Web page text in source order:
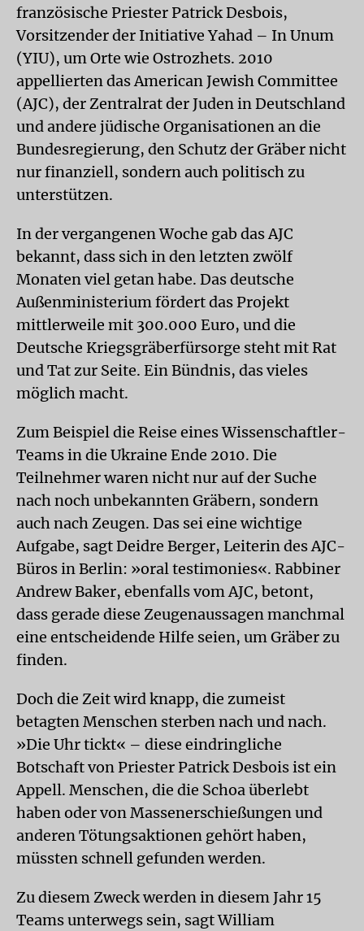
französische Priester Patrick Desbois,
Vorsitzender der Initiative Yahad – In Unum
(YIU), um Orte wie Ostrozhets. 2010
appellierten das American Jewish Committee
(AJC), der Zentralrat der Juden in Deutschland
und andere jüdische Organisationen an die
Bundesregierung, den Schutz der Gräber nicht
nur finanziell, sondern auch politisch zu
unterstützen.
In der vergangenen Woche gab das AJC
bekannt, dass sich in den letzten zwölf
Monaten viel getan habe. Das deutsche
Außenministerium fördert das Projekt
mittlerweile mit 300.000 Euro, und die
Deutsche Kriegsgräberfürsorge steht mit Rat
und Tat zur Seite. Ein Bündnis, das vieles
möglich macht.
Zum Beispiel die Reise eines Wissenschaftler-
Teams in die Ukraine Ende 2010. Die
Teilnehmer waren nicht nur auf der Suche
nach noch unbekannten Gräbern, sondern
auch nach Zeugen. Das sei eine wichtige
Aufgabe, sagt Deidre Berger, Leiterin des AJC-
Büros in Berlin: »oral testimonies«. Rabbiner
Andrew Baker, ebenfalls vom AJC, betont,
dass gerade diese Zeugenaussagen manchmal
eine entscheidende Hilfe seien, um Gräber zu
finden.
Doch die Zeit wird knapp, die zumeist
betagten Menschen sterben nach und nach.
»Die Uhr tickt« – diese eindringliche
Botschaft von Priester Patrick Desbois ist ein
Appell. Menschen, die die Schoa überlebt
haben oder von Massenerschießungen und
anderen Tötungsaktionen gehört haben,
müssten schnell gefunden werden.
Zu diesem Zweck werden in diesem Jahr 15
Teams unterwegs sein, sagt William